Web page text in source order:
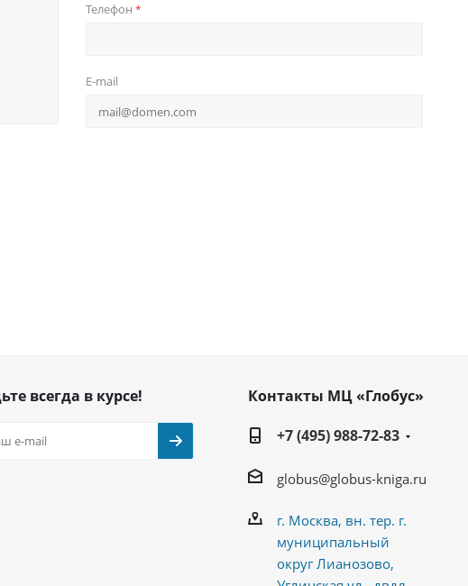
Телефон *
E-mail
всегда в курсе!
Контакты МЦ «Глобус»
+7 (495) 988-72-83
globus@globus-kniga.ru
г. Москва, вн. тер. г.
муниципальный
округ Лианозово,